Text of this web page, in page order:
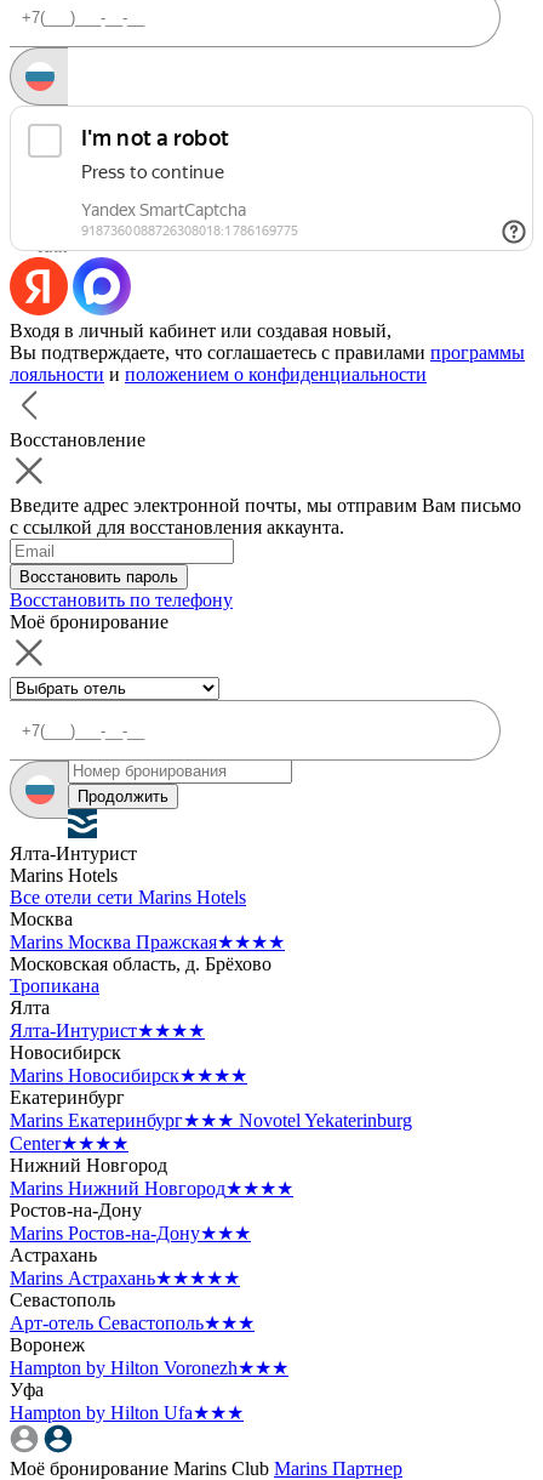
Запросить код
Уже есть аккаунт?Войти
Или
Входя в личный кабинет или создавая новый,
Вы подтверждаете, что соглашаетесь с правилами программы
лояльности и положением о конфиденциальности
Восстановление
Введите адрес электронной почты, мы отправим Вам письмо
с ссылкой для восстановления аккаунта.
Восстановить пароль
Восстановить по телефону
Моё бронирование
Продолжить
Ялта-Интурист
Marins Hotels
Все отели сети Marins Hotels
Москва
Marins Москва Пражская★★★★
Московская область, д. Брёхово
Тропикана
Ялта
Ялта-Интурист★★★★
Новосибирск
Marins Новосибирск★★★★
Екатеринбург
Marins Екатеринбург★★★ Novotel Yekaterinburg
Center★★★★
Нижний Новгород
Marins Нижний Новгород★★★★
Ростов-на-Дону
Marins Ростов-на-Дону★★★
Астрахань
Marins Астрахань★★★★★
Севастополь
Арт-отель Севастополь★★★
Воронеж
Hampton by Hilton Voronezh★★★
Уфа
Hampton by Hilton Ufa★★★
Моё бронирование Marins Club Marins Партнер